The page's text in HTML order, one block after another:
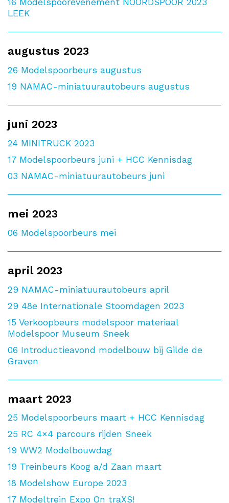
16 Modelspoorevenement NOORDSPOOR 2023
LEEK
augustus 2023
26 Modelspoorbeurs augustus
19 NAMAC-miniatuurautobeurs augustus
juni 2023
24 MINITRUCK 2023
17 Modelspoorbeurs juni + HCC Kennisdag
03 NAMAC-miniatuurautobeurs juni
mei 2023
06 Modelspoorbeurs mei
april 2023
29 NAMAC-miniatuurautobeurs april
29 48e Internationale Stoomdagen 2023
15 Verkoopbeurs modelspoor materiaal
Modelspoor Museum Sneek
06 Introductieavond modelbouw bij Gilde de
Graven
maart 2023
25 Modelspoorbeurs maart + HCC Kennisdag
25 RC 4×4 parcours rijden Sneek
19 WW2 Modelbouwdag
19 Treinbeurs Koog a/d Zaan maart
18 Modelshow Europe 2023
17 Modeltrein Expo On traXS!